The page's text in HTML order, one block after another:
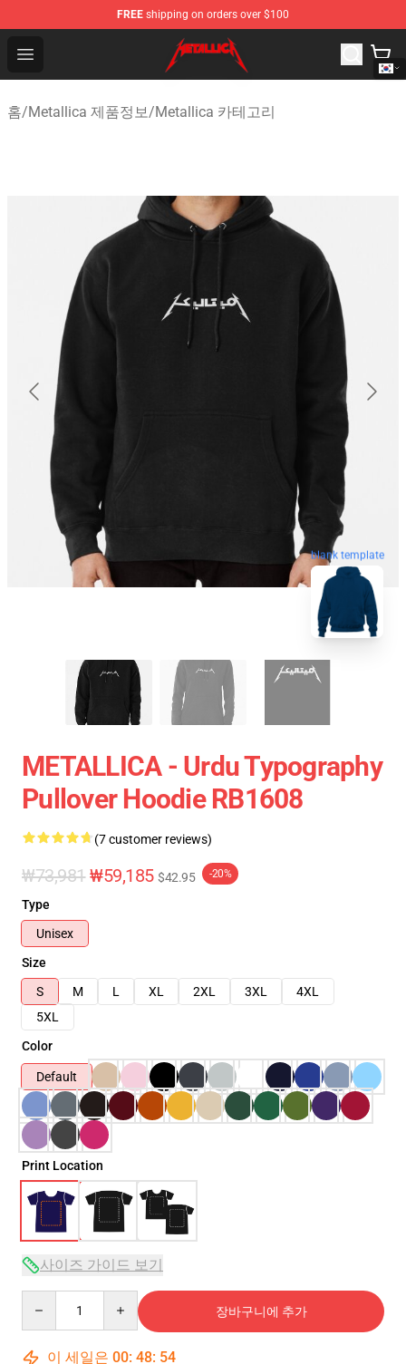
FREE shipping on orders over $100
Open menu
Metallica Store - Official Metallica Merchandise Shop
홈/Metallica 제품정보/Metallica 카테고리
blank template
METALLICA - Urdu Typography
Pullover Hoodie RB1608
(7 customer reviews)
₩73,981 ₩59,185 $42.95 -20%
Type
Unisex
Size
S
M L XL 2XL 3XL
4XL
5XL
Color
Default
Print Location
사이즈 가이드 보기
장바구니에 추가
이 세일은 00: 48: 54